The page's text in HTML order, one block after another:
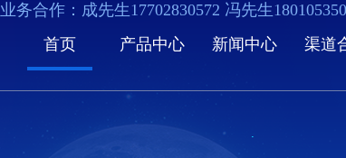
业务合作：成先生17702830572 冯先生
首页
产品中心 新闻中心 渠道